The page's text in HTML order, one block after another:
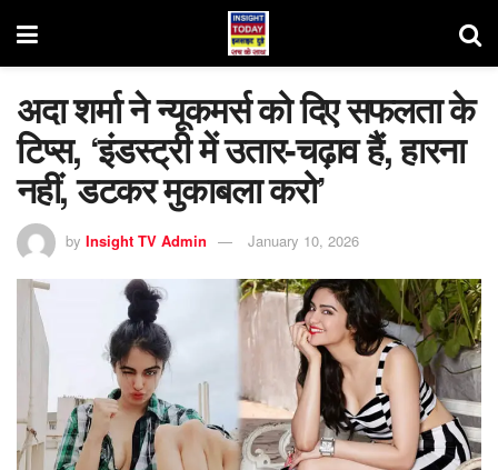
अदा शर्मा ने न्यूकमर्स को दिए सफलता के
टिप्स, ‘इंडस्ट्री में उतार-चढ़ाव हैं, हारना
नहीं, डटकर मुकाबला करो’
by Insight TV Admin January 10, 2026